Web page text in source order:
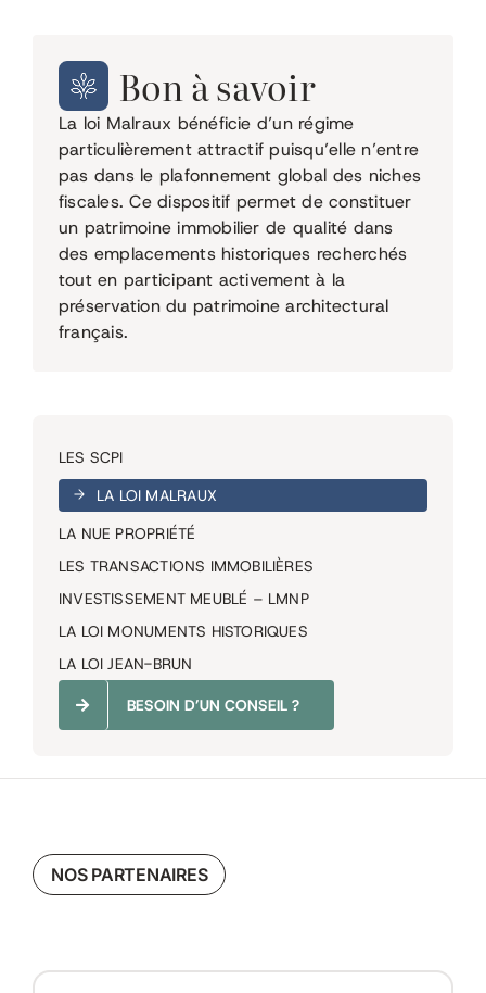
Bon à savoir
La loi Malraux bénéficie d’un régime
particulièrement attractif puisqu’elle n’entre
pas dans le plafonnement global des niches
fiscales. Ce dispositif permet de constituer
un patrimoine immobilier de qualité dans
des emplacements historiques recherchés
tout en participant activement à la
préservation du patrimoine architectural
français.
LES SCPI
LA LOI MALRAUX
LA NUE PROPRIÉTÉ
LES TRANSACTIONS IMMOBILIÈRES
INVESTISSEMENT MEUBLÉ – LMNP
LA LOI MONUMENTS HISTORIQUES
LA LOI JEAN-BRUN
BESOIN D’UN CONSEIL ?
NOS PARTENAIRES